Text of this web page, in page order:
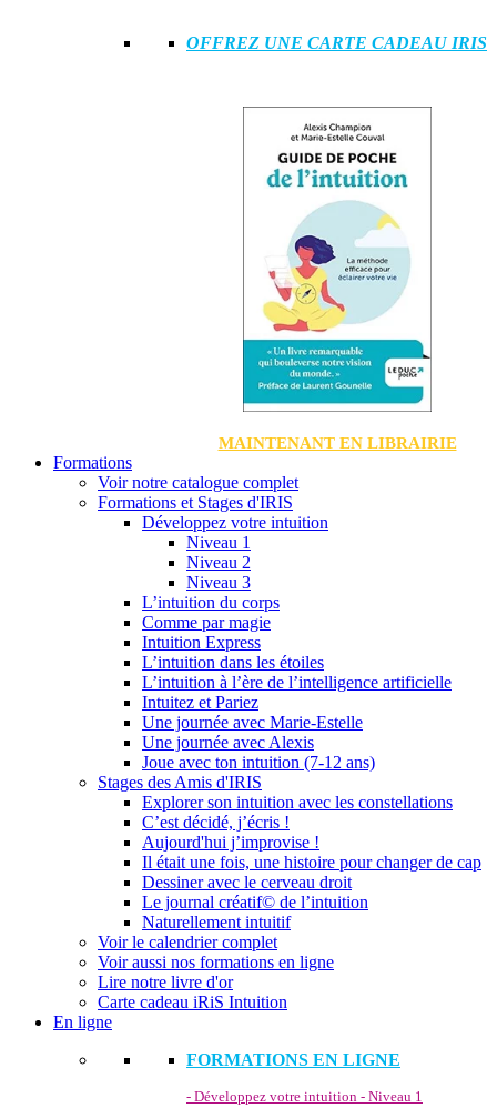
OFFREZ UNE CARTE CADEAU IRIS
MAINTENANT EN LIBRAIRIE
Formations
Voir notre catalogue complet
Formations et Stages d'IRIS
Développez votre intuition
Niveau 1
Niveau 2
Niveau 3
L’intuition du corps
Comme par magie
Intuition Express
L’intuition dans les étoiles
L’intuition à l’ère de l’intelligence artificielle
Intuitez et Pariez
Une journée avec Marie-Estelle
Une journée avec Alexis
Joue avec ton intuition (7-12 ans)
Stages des Amis d'IRIS
Explorer son intuition avec les constellations
C’est décidé, j’écris !
Aujourd'hui j’improvise !
Il était une fois, une histoire pour changer de cap
Dessiner avec le cerveau droit
Le journal créatif© de l’intuition
Naturellement intuitif
Voir le calendrier complet
Voir aussi nos formations en ligne
Lire notre livre d'or
Carte cadeau iRiS Intuition
En ligne
FORMATIONS EN LIGNE
- Développez votre intuition - Niveau 1